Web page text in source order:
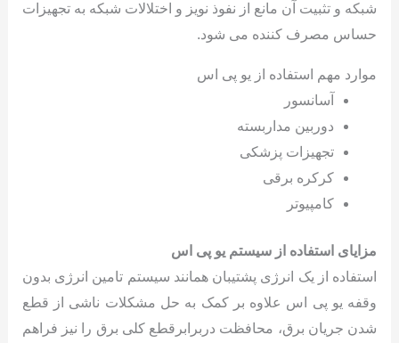
شبکه و تثبیت آن مانع از نفوذ نویز و اختلالات شبکه به تجهیزات
حساس مصرف کننده می شود.
موارد مهم استفاده از یو پی اس
آسانسور
دوربین مداربسته
تجهیزات پزشکی
کرکره برقی
کامپیوتر
مزایای استفاده از سیستم یو پی اس
استفاده از یک انرژی پشتیبان همانند سیستم تامین انرژی بدون
وقفه یو پی اس علاوه بر کمک به حل مشکلات ناشی از قطع
شدن جریان برق، محافظت دربرابرقطع کلی برق را نیز فراهم